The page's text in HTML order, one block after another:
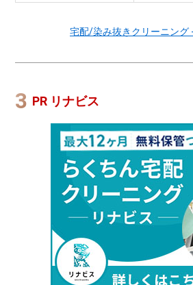
宅配/染み抜きクリーニング
PR リナビス